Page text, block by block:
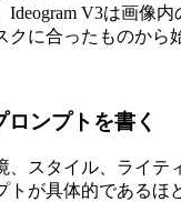
Ideogram V3は画像
クに合ったものから
ンプトを書く
、スタイル、ライテ
トが具体的であるほ